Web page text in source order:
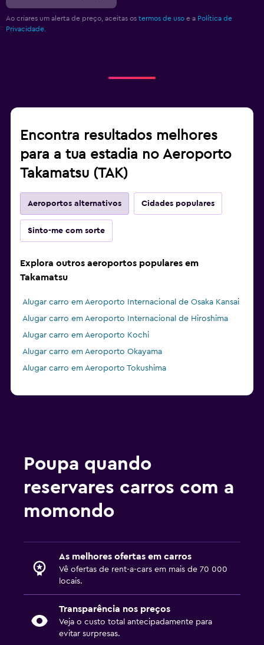
Ao criares um alerta de preço, aceitas os termos de uso e a Política de
Privacidade.
Encontra resultados melhores
para a tua estadia no Aeroporto
Takamatsu (TAK)
Aeroportos alternativos Cidades populares
Sinto-me com sorte
Explora outros aeroportos populares em
Takamatsu
Alugar carro em Aeroporto Internacional de Osaka Kansai
Alugar carro em Aeroporto Internacional de Hiroshima
Alugar carro em Aeroporto Kochi
Alugar carro em Aeroporto Okayama
Alugar carro em Aeroporto Tokushima
Poupa quando
reservares carros com a
momondo
As melhores ofertas em carros
Vê ofertas de rent-a-cars em mais de 70 000
locais.
Transparência nos preços
Veja o custo total antecipadamente para
evitar surpresas.